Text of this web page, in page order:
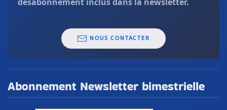
NOUS CONTACTER
Abonnement Newsletter bimestrielle